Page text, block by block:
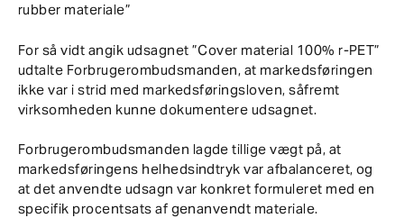
rubber materiale”
For så vidt angik udsagnet ”Cover material 100% r-PET”
udtalte Forbrugerombudsmanden, at markedsføringen
ikke var i strid med markedsføringsloven, såfremt
virksomheden kunne dokumentere udsagnet.
Forbrugerombudsmanden lagde tillige vægt på, at
markedsføringens helhedsindtryk var afbalanceret, og
at det anvendte udsagn var konkret formuleret med en
specifik procentsats af genanvendt materiale.